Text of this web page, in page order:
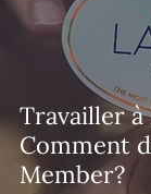
Travailler à
Comment
Member?